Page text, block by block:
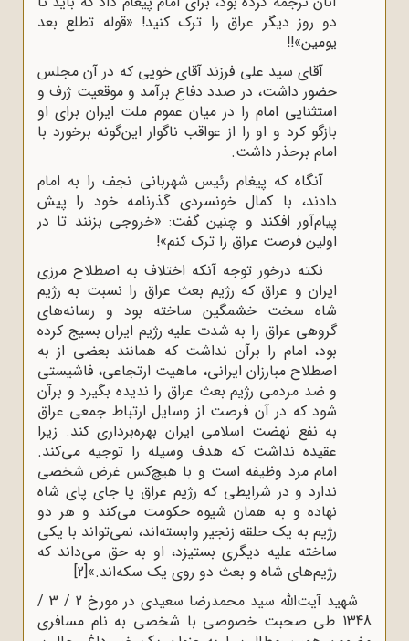
دو روز دیگر عراق را ترک کنید! «قوله تطلع بعد
‌یومین»!!
آقای سید علی فرزند آقای خویی که در آن مجلس
حضور داشت، در صدد دفاع برآمد و موقعیت ژرف و
استثنایی امام را در میان عموم ملت ایران برای او
بازگو کرد و او را از عواقب ناگوار این‌گونه برخورد با
امام برحذر داشت.
آنگاه که پیغام رئیس شهربانی نجف را به امام
دادند، با کمال خونسردی گذرنامه خود را پیش
پیام‌آور افکند و چنین گفت: «خروجی بزنند تا در
اولین فرصت عراق را ترک کنم»!
نکته درخور توجه آنکه اختلاف به اصطلاح مرزی
ایران و عراق که رژیم بعث عراق را نسبت به رژیم
شاه سخت خشمگین ساخته بود و رسانه‌های
گروهی عراق را به شدت علیه رژیم ایران بسیج کرده
بود، امام را برآن نداشت که همانند بعضی از به
اصطلاح مبارزان ایرانی، ماهیت ارتجاعی، فاشیستی
و ضد مردمی رژیم بعث عراق را ندیده بگیرد و برآن
شود که در آن فرصت از وسایل ارتباط جمعی عراق
به نفع نهضت اسلامی ایران بهره‌برداری کند. زیرا
عقیده نداشت که هدف وسیله را توجیه می‌کند.
امام مرد وظیفه است و با هیچ‌کس غرض شخصی
ندارد و در شرایطی که رژیم عراق پا جای پای شاه
نهاده و به همان شیوه حکومت می‌کند و هر دو
رژیم به یک حلقه زنجیر وابسته‌اند، نمی‌تواند با یکی
ساخته علیه دیگری بستیزد، او به حق می‌داند که
رژیم‌های شاه و بعث دو روی یک سکه‌اند.»[2]
شهید آیت‌الله سید محمدرضا سعیدی در مورخ 2 / 3 /
1348 طی صحبت خصوصی با شخصی به نام مسافری